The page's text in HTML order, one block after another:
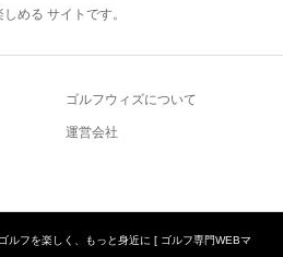
める サイトです。
ゴルフウィズについて
運営会社
ルフを楽しく、もっと身近に [ ゴルフ専門WEBマ